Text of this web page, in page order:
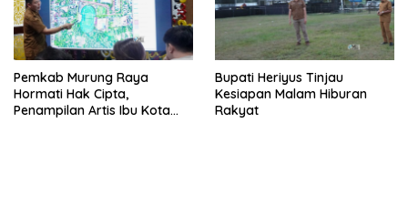
Pemkab Murung Raya
Hormati Hak Cipta,
Penampilan Artis Ibu Kota
Bupati Heriyus Tinjau
Kesiapan Malam Hiburan
Rakyat